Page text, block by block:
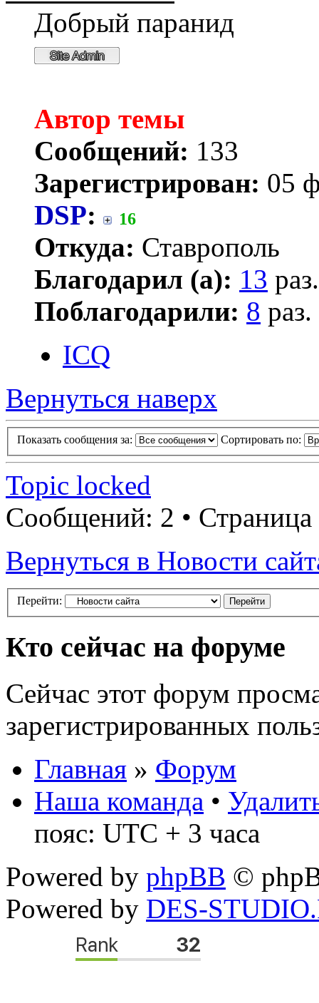
Добрый паранид
Автор темы
Сообщений: 133
Зарегистрирован: 05
DSP: 16
Откуда: Ставрополь
Благодарил (а): 13 раз.
Поблагодарили: 8 раз.
ICQ
Вернуться наверх
Показать сообщения за: Сортировать по:
Topic locked
Сообщений: 2 • Страница
Вернуться в Новости
Перейти:
Кто сейчас на форуме
Сейчас этот форум
зарегистрированных
Главная » Форум
Наша команда •
пояс: UTC + 3 часа
Powered by phpBB ©
Powered by DES-